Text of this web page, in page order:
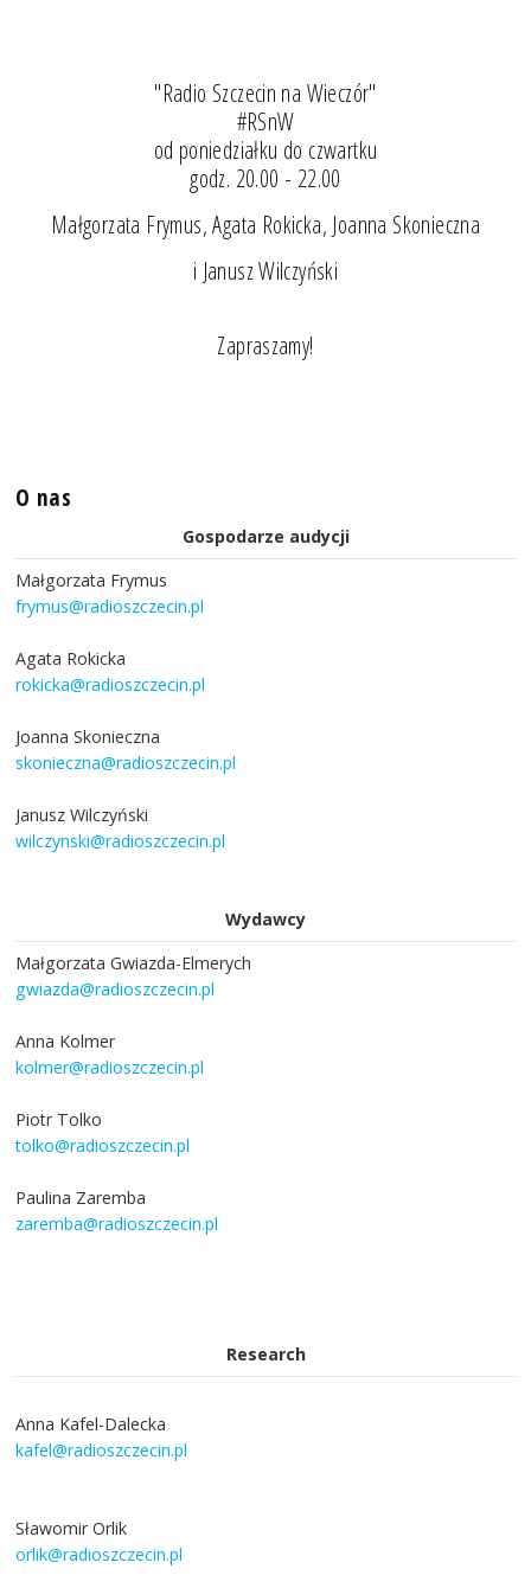
"Radio Szczecin na Wieczór"
#RSnW
od poniedziałku do czwartku
godz. 20.00 - 22.00
Małgorzata Frymus, Agata Rokicka, Joanna Skonieczna
i Janusz Wilczyński
Zapraszamy!
O nas
Gospodarze audycji
Małgorzata Frymus
frymus@radioszczecin.pl
Agata Rokicka
rokicka@radioszczecin.pl
Joanna Skonieczna
skonieczna@radioszczecin.pl
Janusz Wilczyński
wilczynski@radioszczecin.pl
Wydawcy
Małgorzata Gwiazda-Elmerych
gwiazda@radioszczecin.pl
Anna Kolmer
kolmer@radioszczecin.pl
Piotr Tolko
tolko@radioszczecin.pl
Paulina Zaremba
zaremba@radioszczecin.pl
Research
Anna Kafel-Dalecka
kafel@radioszczecin.pl
Sławomir Orlik
orlik@radioszczecin.pl